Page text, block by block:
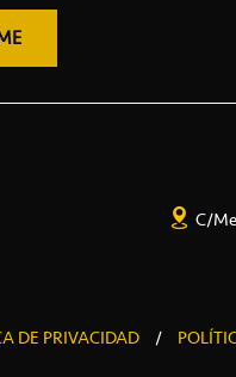
C/
DE PRIVACIDAD /